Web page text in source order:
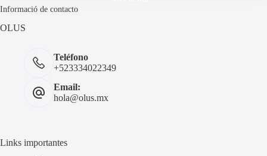
Informació de contacto
OLUS
Teléfono
+523334022349
Email:
hola@olus.mx
Links importantes